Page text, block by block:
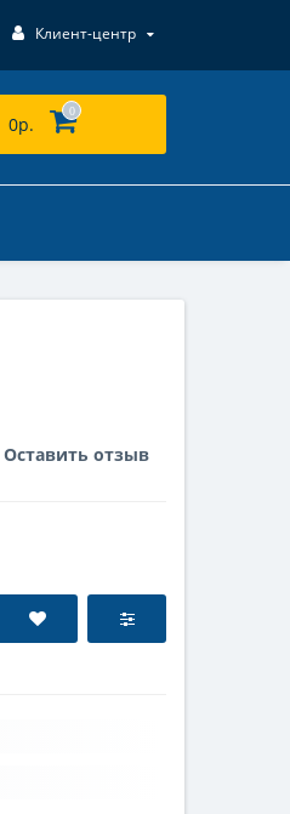
Клиент-центр
0р.
0
Оставить отзыв